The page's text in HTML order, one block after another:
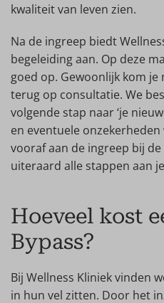
kwaliteit van leven zien.
Na de ingreep biedt
begeleiding aan. Op deze
goed op. Gewoonlijk kom je
terug op consultatie. We
volgende stap naar ‘je
en eventuele
vooraf aan de ingreep bij
uiteraard alle stappen aan
Hoeveel kost
Bypass?
Bij Wellness Kliniek vinden
in hun vel zitten. Door het